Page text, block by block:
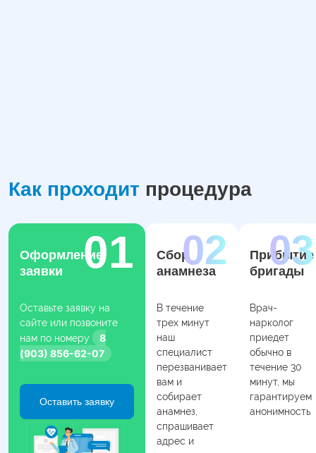
Как проходит процедура
Оформление
заявки
Оставьте заявку на
сайте или позвоните
нам по номеру
8
(903) 856-62-07
Оставить заявку
Сбор
анамнеза
В течение
трех минут
наш
специалист
перезванивает
вам и
собирает
анамнез,
спрашивает
адрес и
Прибытие
бригады
Врач-
нарколог
приедет
обычно в
течение 30
минут, мы
гарантируем
анонимность